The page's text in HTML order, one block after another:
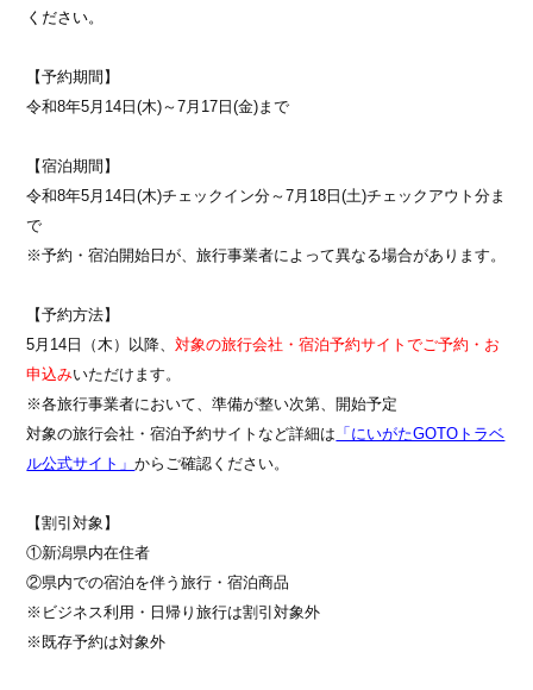
ください。
【予約期間】
令和8年5月14日(木)～7月17日(金)まで
【宿泊期間】
令和8年5月14日(木)チェックイン分～7月18日(土)チェックアウト分ま
で
※予約・宿泊開始日が、旅行事業者によって異なる場合があります。
【予約方法】
5月14日（木）以降、対象の旅行会社・宿泊予約サイトでご予約・お
申込みいただけます。
※各旅行事業者において、準備が整い次第、開始予定
対象の旅行会社・宿泊予約サイトなど詳細は 「にいがたGOTOトラベ
ル公式サイト」からご確認ください。
【割引対象】
①新潟県内在住者
②県内での宿泊を伴う旅行・宿泊商品
※ビジネス利用・日帰り旅行は割引対象外
※既存予約は対象外